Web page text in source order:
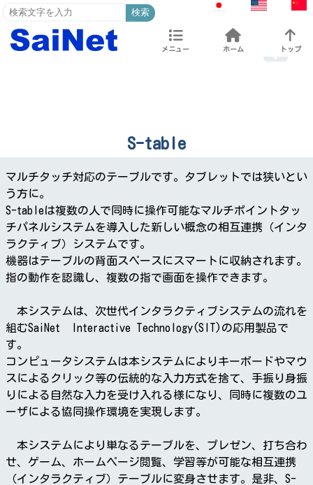
検索
メニュー ホーム トップ
S-table
マルチタッチ対応のテーブルです。タブレットでは狭いとい
う方に。
S-tableは複数の人で同時に操作可能なマルチポイントタッ
チパネルシステムを導入した新しい概念の相互連携（インタ
ラクティブ）システムです。
機器はテーブルの背面スペースにスマートに収納されます。
指の動作を認識し、複数の指で画面を操作できます。
本システムは、次世代インタラクティブシステムの流れを
組むSaiNet Interactive Technology(SIT)の応用製品で
す。
コンピュータシステムは本システムによりキーボードやマウ
スによるクリック等の伝統的な入力方式を捨て、手振り身振
りによる自然な入力を受け入れる様になり、同時に複数のユ
ーザによる協同操作環境を実現します。
本システムにより単なるテーブルを、プレゼン、打ち合わ
せ、ゲーム、ホームページ閲覧、学習等が可能な相互連携
（インタラクティブ）テーブルに変身させます。是非、S-